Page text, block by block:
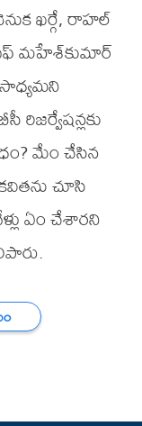
ఖర్గే, రాహల్
మహేశ్‌కుమార్
మేం చేసిన
చూసి
ఏం చేశారని